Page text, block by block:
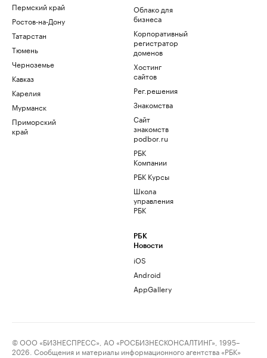
Пермский край
Ростов-на-Дону
Татарстан
Тюмень
Черноземье
Кавказ
Карелия
Мурманск
Приморский
край
Облако для
бизнеса
Корпоративный
регистратор
доменов
Хостинг
сайтов
Рег.решения
Знакомства
Сайт
знакомств
podbor.ru
РБК
Компании
РБК Курсы
Школа
управления
РБК
РБК
Новости
iOS
Android
AppGallery
© ООО «БИЗНЕСПРЕСС», АО «РОСБИЗНЕСКОНСАЛТИНГ», 1995–
2026. Сообщения и материалы информационного агентства «РБК»